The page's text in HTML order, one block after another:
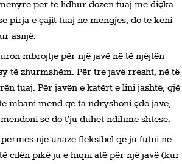
për të lidhur dozën tuaj me diçka
pirja e çajit tuaj në mëngjes, do të keni
asnjë.
mbrojtje për një javë në të njëjtën
të zhurmshëm. Për tre javë rresht, në të
tuaj. Për javën e katërt e lini jashtë, gjë
mbani mend që ta ndryshoni çdo javë,
se do t’ju duhet ndihmë shtesë.
një unaze fleksibël që ju futni në
cilën pikë ju e hiqni atë për një javë (kur